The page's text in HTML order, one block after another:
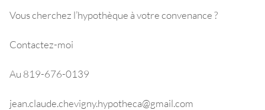
Vous cherchez l’hypothèque à votre convenance ?
Contactez-moi
Au 819-676-0139
jean.claude.chevigny.hypotheca@gmail.com